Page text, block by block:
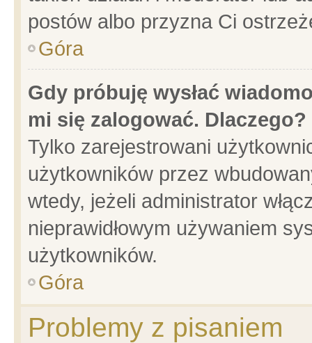
postów albo przyzna Ci
Góra
Gdy próbuję wysłać
mi się zalogować. Dlaczego?
Tylko zarejestrowani
użytkowników przez
wtedy, jeżeli administrator
nieprawidłowym używaniem
użytkowników.
Góra
Problemy z pisaniem